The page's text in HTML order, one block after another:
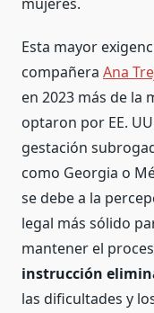
Esta mayor
compañera Ana
en 2023 más de la
optaron por EE.
gestación
como Georgia o
se debe a la
legal más sólido
mantener el
instrucción
las dificultades y